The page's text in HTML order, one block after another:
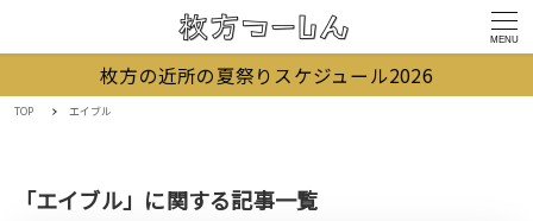
MENU
枚方の近所の夏祭りスケジュール2026
TOP エイブル
「エイブル」に関する記事一覧